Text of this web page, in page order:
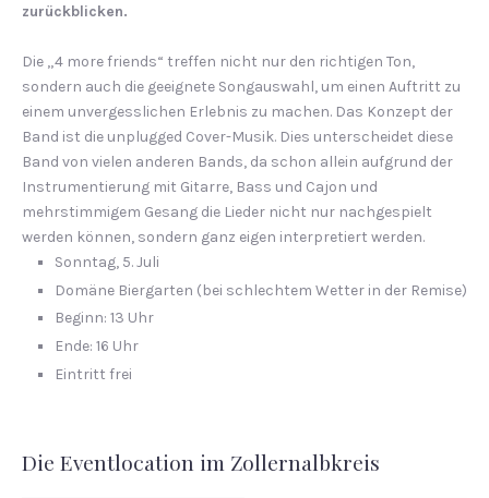
zurückblicken.
Die „4 more friends“ treffen nicht nur den richtigen Ton,
sondern auch die geeignete Songauswahl, um einen Auftritt zu
einem unvergesslichen Erlebnis zu machen. Das Konzept der
Band ist die unplugged Cover-Musik. Dies unterscheidet diese
Band von vielen anderen Bands, da schon allein aufgrund der
Instrumentierung mit Gitarre, Bass und Cajon und
mehrstimmigem Gesang die Lieder nicht nur nachgespielt
werden können, sondern ganz eigen interpretiert werden.
Sonntag, 5. Juli
Domäne Biergarten (bei schlechtem Wetter in der Remise)
Be­ginn: 13 Uhr
Ende: 16 Uhr
Eintritt frei
Die Eventlocation im Zollernalbkreis